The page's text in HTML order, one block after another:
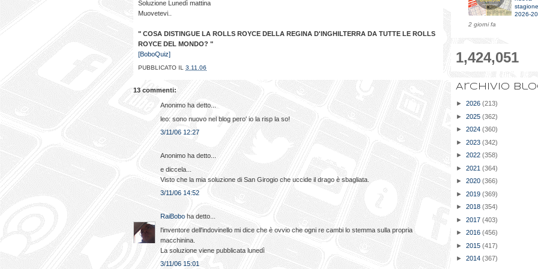
Soluzione Lunedì mattina
Muovetevi..
" COSA DISTINGUE LA ROLLS ROYCE DELLA REGINA D'INGHILTERRA DA TUTTE LE ROLLS
ROYCE DEL MONDO? "
[BoboQuiz]
PUBBLICATO IL 3.11.06
13 commenti:
Anonimo ha detto...
leo: sono nuovo nel blog pero' io la risp la so!
3/11/06 12:27
Anonimo ha detto...
e diccela...
Visto che la mia soluzione di San Girogio che uccide il drago è sbagliata.
3/11/06 14:52
RaiBobo ha detto...
l'inventore dell'indovinello mi dice che è ovvio che ogni re cambi lo stemma sulla propria
macchinina.
La soluzione viene pubblicata lunedì
3/11/06 15:01
stagione
2026-
2 giorni fa
1,424,051
Archivio
► 2026 (213)
► 2025 (362)
► 2024 (360)
► 2023 (342)
► 2022 (358)
► 2021 (364)
► 2020 (366)
► 2019 (369)
► 2018 (354)
► 2017 (403)
► 2016 (456)
► 2015 (417)
► 2014 (367)